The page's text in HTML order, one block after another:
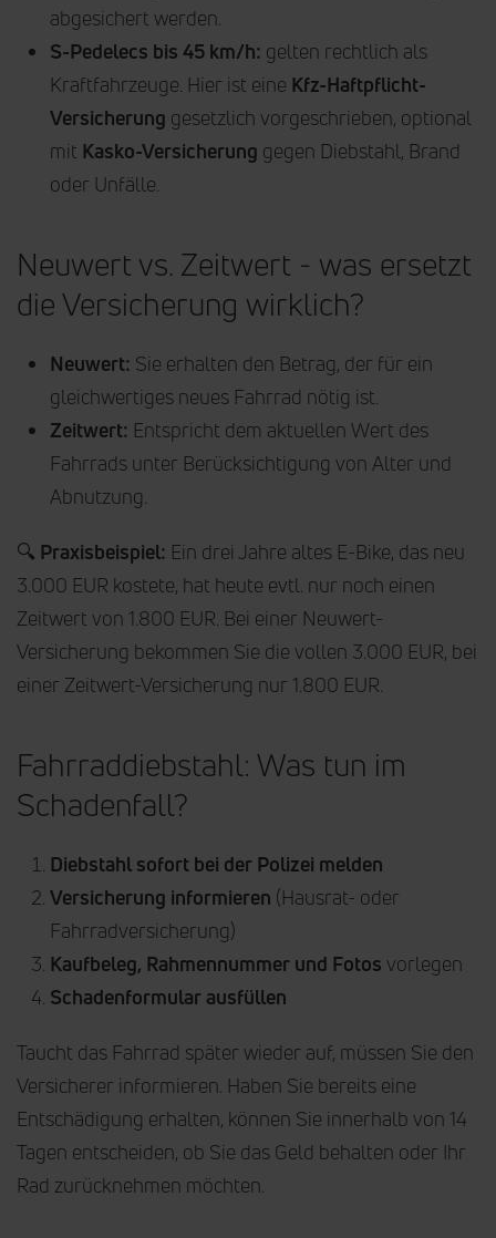
abgesichert werden.
S-Pedelecs bis 45 km/h: gelten rechtlich als
Kraftfahrzeuge. Hier ist eine Kfz-Haftpflicht-
Versicherung gesetzlich vorgeschrieben, optional
mit Kasko-Versicherung gegen Diebstahl, Brand
oder Unfälle.
Neuwert vs. Zeitwert - was ersetzt
die Versicherung wirklich?
Neuwert: Sie erhalten den Betrag, der für ein
gleichwertiges neues Fahrrad nötig ist.
Zeitwert: Entspricht dem aktuellen Wert des
Fahrrads unter Berücksichtigung von Alter und
Abnutzung.
🔍 Praxisbeispiel: Ein drei Jahre altes E-Bike, das neu
3.000 EUR kostete, hat heute evtl. nur noch einen
Zeitwert von 1.800 EUR. Bei einer Neuwert-
Versicherung bekommen Sie die vollen 3.000 EUR, bei
einer Zeitwert-Versicherung nur 1.800 EUR.
Fahrraddiebstahl: Was tun im
Schadenfall?
Diebstahl sofort bei der Polizei melden
Versicherung informieren (Hausrat- oder
Fahrradversicherung)
Kaufbeleg, Rahmennummer und Fotos vorlegen
Schadenformular ausfüllen
Taucht das Fahrrad später wieder auf, müssen Sie den
Versicherer informieren. Haben Sie bereits eine
Entschädigung erhalten, können Sie innerhalb von 14
Tagen entscheiden, ob Sie das Geld behalten oder Ihr
Rad zurücknehmen möchten.